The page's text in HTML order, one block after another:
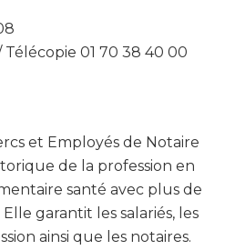
Télécopie 01 70 38 40 00
et Employés de Notaire
de la profession en
santé avec plus de
Elle garantit les salariés, les
ainsi que les notaires.